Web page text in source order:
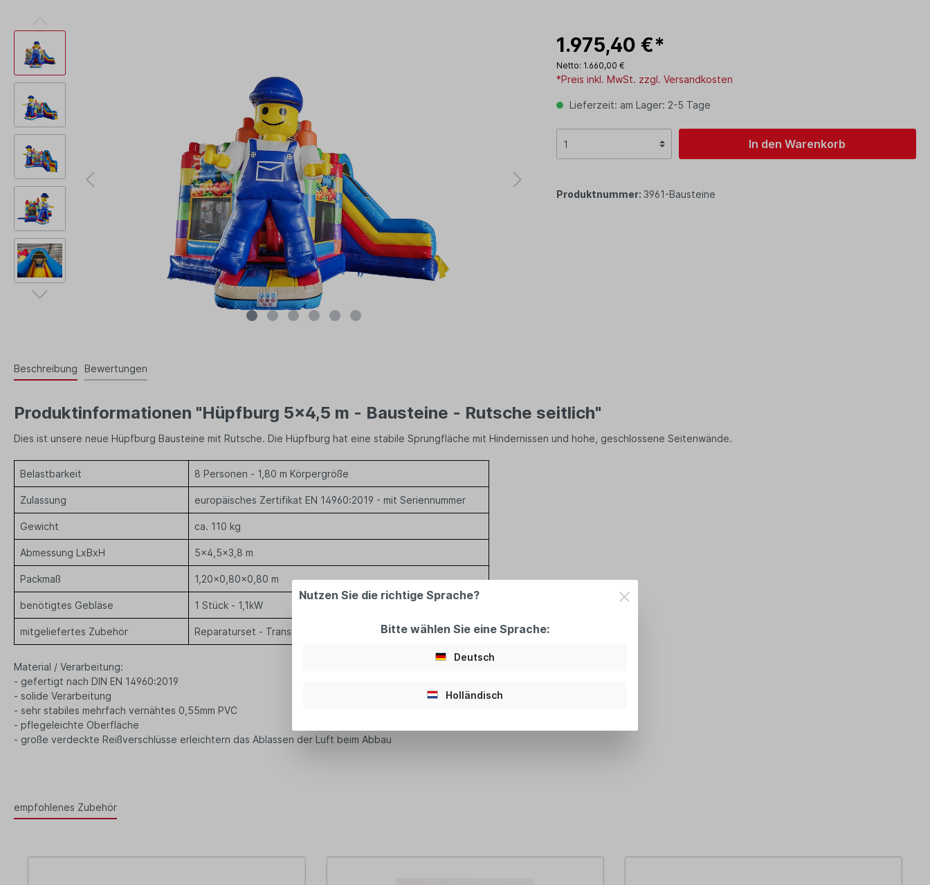
1.975,40 €*
Netto: 1.660,00 €
*Preis inkl. MwSt. zzgl. Versandkosten
Lieferzeit: am Lager: 2-5 Tage
In den Warenkorb
Produktnummer: 3961-Bausteine
Beschreibung Bewertungen
Produktinformationen "Hüpfburg 5x4,5 m - Bausteine - Rutsche seitlich"
Dies ist unsere neue Hüpfburg Bausteine mit Rutsche. Die Hüpfburg hat eine stabile Sprungfläche mit Hindernissen und hohe, geschlossene Seitenwände.
Belastbarkeit 8 Personen - 1,80 m Körpergröße
Zulassung europäisches Zertifikat EN 14960:2019 - mit Seriennummer
Gewicht ca. 110 kg
Abmessung LxBxH 5x4,5x3,8 m
Packmaß 1,20x0,80x0,80 m
benötigtes Gebläse 1 Stück - 1,1kW
mitgeliefertes Zubehör Reparaturset - Transportsack
Material / Verarbeitung:
- gefertigt nach DIN EN 14960:2019
- solide Verarbeitung
- sehr stabiles mehrfach vernähtes 0,55mm PVC
- pflegeleichte Oberfläche
- große verdeckte Reißverschlüsse erleichtern das Ablassen der Luft beim Abbau
empfohlenes Zubehör
Nutzen Sie die richtige Sprache?
Bitte wählen Sie eine Sprache:
Deutsch
Holländisch